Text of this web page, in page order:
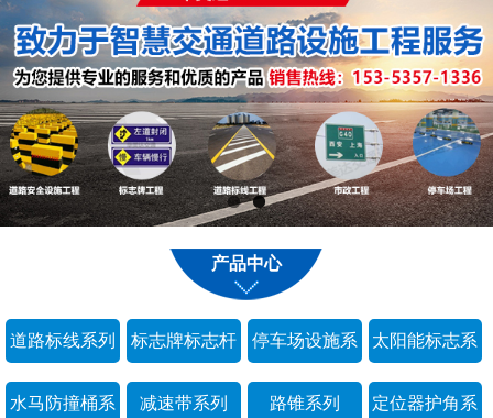
产品中心
道路标线系列 标志牌标志杆
系列
停车场设施系
列
太阳能标志系
列
水马防撞桶系
减速带系列 路锥系列 定位器护角系